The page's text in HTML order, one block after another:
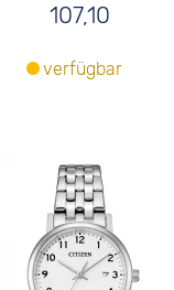
107,10
verfügbar